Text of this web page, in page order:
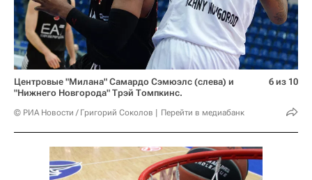
Центровые "Милана" Самардо Сэмюэлс (слева) и
"Нижнего Новгорода" Трэй Томпкинс.
© РИА Новости / Григорий Соколов Перейти в медиабанк
6 из 10